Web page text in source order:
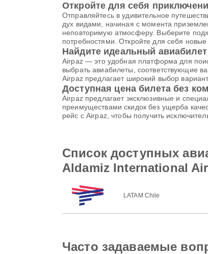
Откройте для себя
Отправляйтесь в удивительное
дух видами, начиная с момента
неповторимую атмосферу. Выберите
потребностями. Откройте для себя
Найдите идеальный
Airpaz — это удобная платформа для
выбрать авиабилеты, соответствующие
Airpaz предлагает широкий выбор
Доступная цена билета без
Airpaz предлагает эксклюзивные и
преимуществами скидок без ущерба
рейс с Airpaz, чтобы получить
Список доступных
Aldamiz International
LATAM Chile
Часто задаваемые